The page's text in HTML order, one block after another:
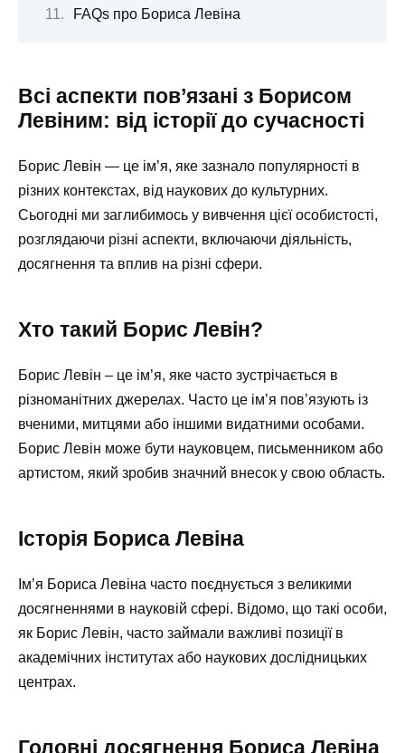
FAQs про Бориса Левіна
Всі аспекти пов’язані з Борисом
Левіним: від історії до сучасності
Борис Левін — це ім’я, яке зазнало популярності в
різних контекстах, від наукових до культурних.
Сьогодні ми заглибимось у вивчення цієї особистості,
розглядаючи різні аспекти, включаючи діяльність,
досягнення та вплив на різні сфери.
Хто такий Борис Левін?
Борис Левін – це ім’я, яке часто зустрічається в
різноманітних джерелах. Часто це ім’я пов’язують із
вченими, митцями або іншими видатними особами.
Борис Левін може бути науковцем, письменником або
артистом, який зробив значний внесок у свою область.
Історія Бориса Левіна
Ім’я Бориса Левіна часто поєднується з великими
досягненнями в науковій сфері. Відомо, що такі особи,
як Борис Левін, часто займали важливі позиції в
академічних інститутах або наукових дослідницьких
центрах.
Головні досягнення Бориса Левіна